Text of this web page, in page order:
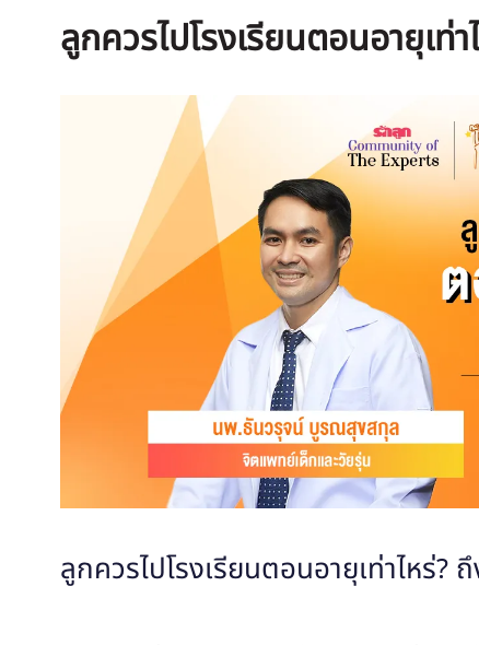
ลูกควรไปโรงเรียนตอนอายุเท่
ลูกควรไปโรงเรียนตอนอายุเท่าไหร่?